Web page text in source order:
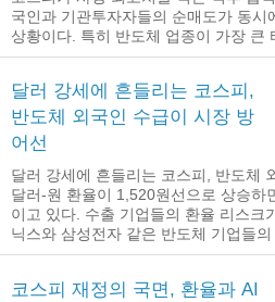
국인과 기관투자자들의 순매도가 동시
상황이다. 특히 반도체 업종이 가장 큰
달러 강세에 흔들리는 코스피,
반도체 외국인 수급이 시장 방
어선
달러 강세에 흔들리는 코스피, 반도체
달러-원 환율이 1,520원선으로 상승하
이고 있다. 수출 기업들의 환율 리스크
닉스와 삼성전자 같은 반도체 기업들의
코스피 재정의 국면, 환율과 AI